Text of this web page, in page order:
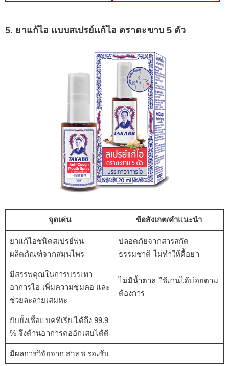
5. ยาแก้ไอ แบบสเปรย์แก้ไอ ตราตะขาบ 5 ตัว
จุดเด่น ข้อสังเกต/คำแนะนำ
ยาแก้ไอชนิดสเปรย์พ่น
ผลิตภัณฑ์จากสมุนไพร
ปลอดภัยจากสารสกัด
ธรรมชาติ ไม่ทำให้ดื้อยา
มีสรรพคุณในการบรรเทา
อาการไอ เพิ่มความชุ่มคอ และ
ช่วยละลายเสมหะ
ไม่มีน้ำตาล ใช้งานได้บ่อยตาม
ต้องการ
ยับยั้งเชื้อแบคทีเรีย ได้ถึง 99.9
% จึงต้านอาการคออักเสบได้ดี
มีผลการวิจัยจาก สวทช รองรับ